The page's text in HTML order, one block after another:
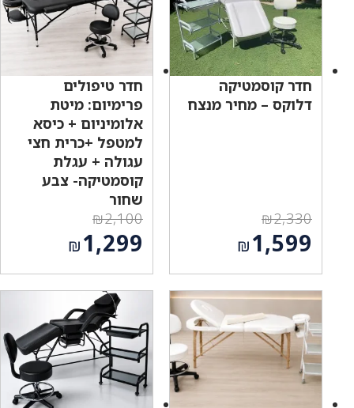
חדר קוסמטיקה
דלוקס – מחיר מנצח
₪2,330
המחיר
המקורי
היה:
₪2,330.
₪1,599
הוא:
₪1,599.
חדר טיפולים
פרימיום: מיטת
אלומיניום + כיסא
למטפל +כרית חצי
עגולה + עגלת
קוסמטיקה- צבע
שחור
₪2,100
המחיר
המקורי
היה:
₪2,100.
₪1,299
הוא:
₪1,299.